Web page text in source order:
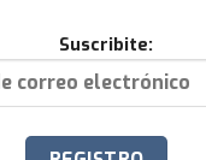
Suscribite: